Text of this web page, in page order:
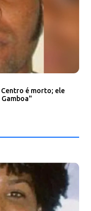
é morto; ele